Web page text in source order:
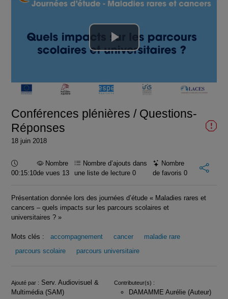
Lire
vidéo
Conférences plénières / Questions-
Réponses
18 juin 2018
Durée :
00:15:10
Nombre
de vues 13
Nombre d’ajouts dans
une liste de lecture0
Nombre
de favoris 0
Présentation donnée lors des journées d’étude « Maladies rares et
cancers – quels impacts sur les parcours scolaires et
universitaires ? »
Mots clés : accompagnement cancer
maladie rare
parcours scolaire
parcours universitaire
Infos
Ajouté par : Serv. Audiovisuel &
Multimédia (SAM)
Contributeur(s) :
DAMAMME Aurélie (Auteur)